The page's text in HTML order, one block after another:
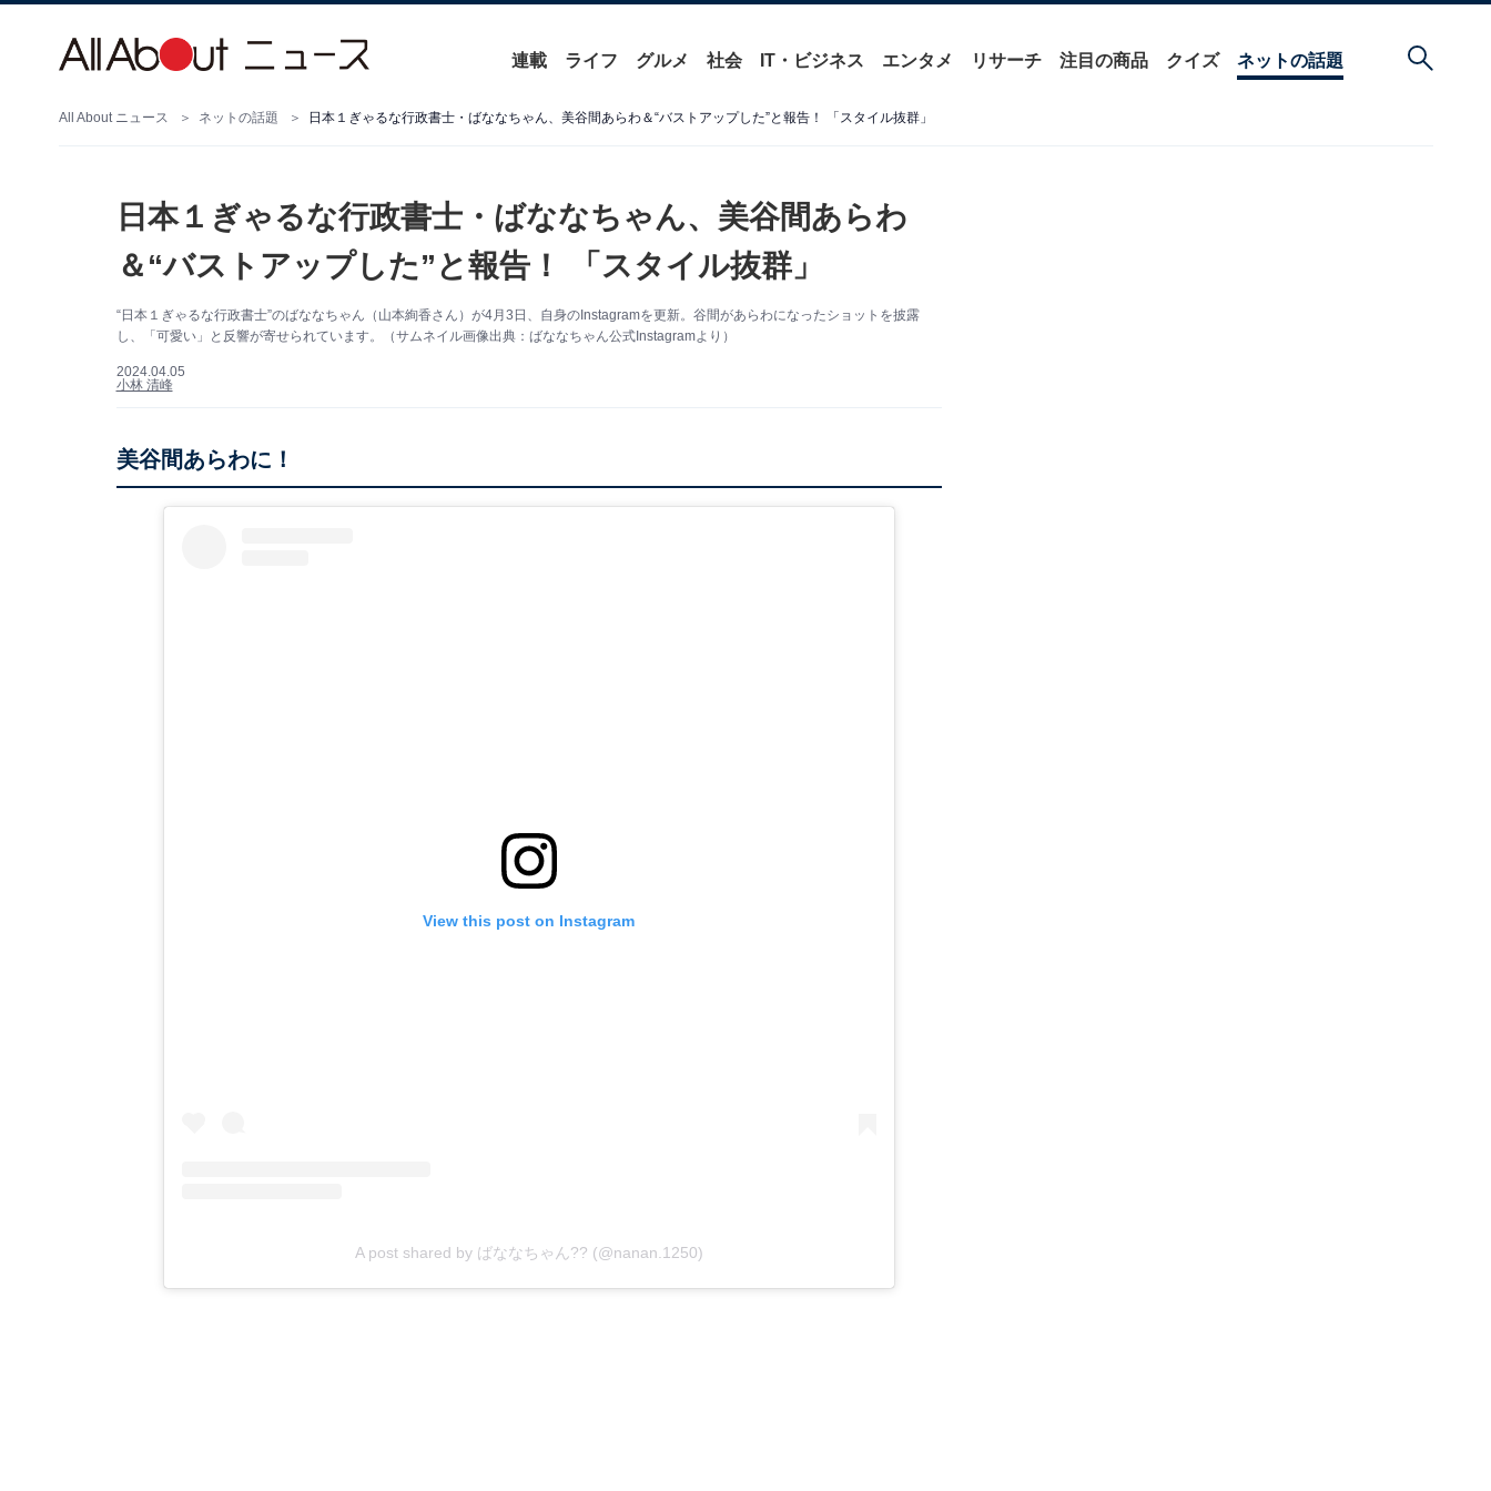
連載 ライフ グルメ 社会 IT・ビジネス エンタメ リサーチ 注目の商品 クイズ ネットの話題
All About ニュース ネットの話題 日本１ぎゃるな行政書士・ばななちゃん、美谷間あらわ＆“バストアップした”と報告！ 「スタイル抜群」
日本１ぎゃるな行政書士・ばななちゃん、美谷間あらわ
＆“バストアップした”と報告！ 「スタイル抜群」
“日本１ぎゃるな行政書士”のばななちゃん（山本絢香さん）が4月3日、自身のInstagramを更新。谷間があらわになったショットを披露
し、「可愛い」と反響が寄せられています。（サムネイル画像出典：ばななちゃん公式Instagramより）
2024.04.05
小林 清峰
美谷間あらわに！
View this post on Instagram
A post shared by ばななちゃん?? (@nanan.1250)